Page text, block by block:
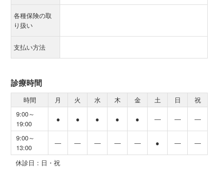
各種保険の取
り扱い
支払い方法
診療時間
時間 月 火 水 木 金 土 日
祝
9:00～
19:00
● ● ● ● ● ― ― ―
9:00～
13:00
― ― ― ― ― ● ― ―
休診日：日・祝